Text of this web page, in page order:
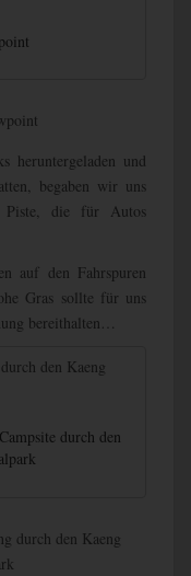
heruntergeladen und
begaben wir uns
Piste, die für Autos
auf den Fahrspuren
Gras sollte für uns
bereithalten…
durch den